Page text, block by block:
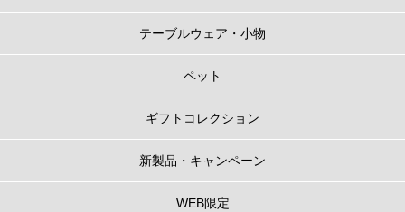
テーブルウェア・小物
ペット
ギフトコレクション
新製品・キャンペーン
WEB限定